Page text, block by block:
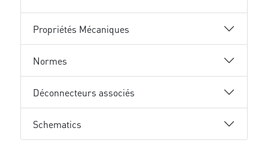
Propriétés Mécaniques
Normes
Déconnecteurs associés
Schematics